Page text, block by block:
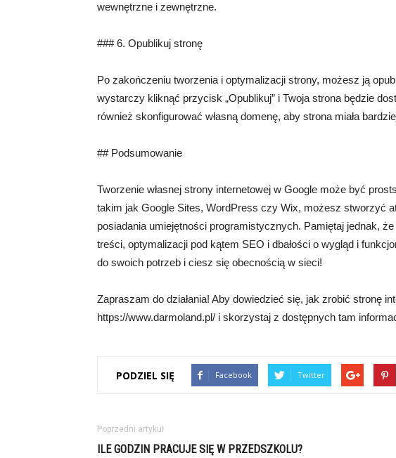
wewnętrzne i zewnętrzne.
### 6. Opublikuj stronę
Po zakończeniu tworzenia i optymalizacji strony, możesz ją
wystarczy kliknąć przycisk „Opublikuj” i Twoja strona będzie
również skonfigurować własną domenę, aby strona miała
## Podsumowanie
Tworzenie własnej strony internetowej w Google może być
takim jak Google Sites, WordPress czy Wix, możesz stworzyć
posiadania umiejętności programistycznych. Pamiętaj jednak,
treści, optymalizacji pod kątem SEO i dbałości o wygląd i
do swoich potrzeb i ciesz się obecnością w sieci!
Zapraszam do działania! Aby dowiedzieć się, jak zrobić stronę
https://www.darmoland.pl/ i skorzystaj z dostępnych tam
PODZIEL SIĘ Facebook Twitter
Poprzedni artykuł
ILE GODZIN PRACUJE SIĘ W PRZEDSZKOLU?